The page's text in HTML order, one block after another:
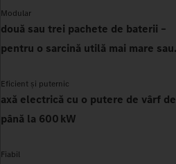
Modular
două sau trei pachete de baterii –
pentru o sarcină utilă mai mare sau
Eficient și puternic
axă electrică cu o putere de vârf de
până la 600 kW
Fiabil